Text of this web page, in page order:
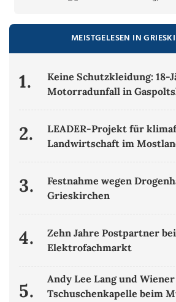
MEISTGELESEN IN
1.
Keine Schutzkleidung: 18-
Motorradunfall in
2.
LEADER-Projekt für
Landwirtschaft im
3.
Festnahme wegen
Grieskirchen
4.
Zehn Jahre Postpartner
Elektrofachmarkt
5.
Andy Lee Lang und Wiener
Tschuschenkapelle beim